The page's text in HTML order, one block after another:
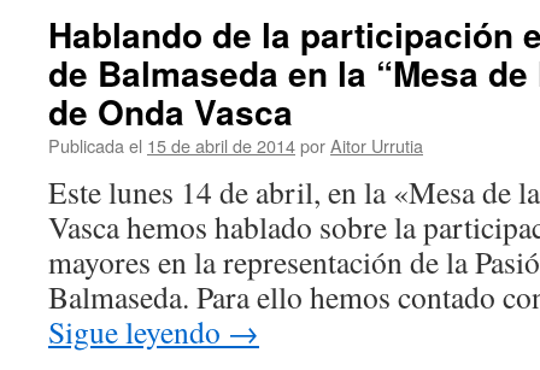
Hablando de la participación
de Balmaseda en la “Mesa
de Onda Vasca
Publicada el 15 de abril de 2014porAitor Urrutia
Este lunes 14 de abril, en la «Mesa de
Vasca hemos hablado sobre la
mayores en la representación de la
Balmaseda. Para ello hemos contado
Sigue leyendo →